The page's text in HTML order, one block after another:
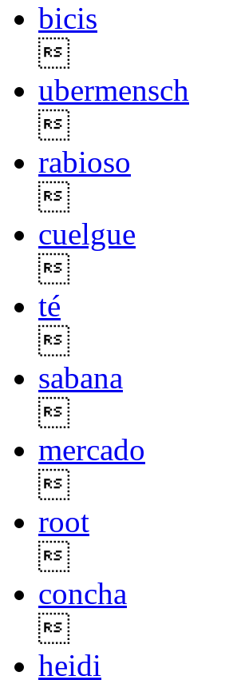
bicis
ubermensch
rabioso
cuelgue
té
sabana
mercado
root
concha
heidi